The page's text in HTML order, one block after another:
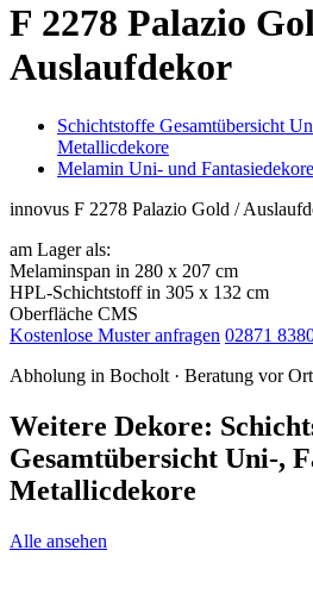
F 2278 Palazio
Auslaufdekor
Schichtstoffe Gesamtübersicht
Metallicdekore
Melamin Uni- und Fantasiedekore
innovus F 2278 Palazio Gold /
am Lager als:
Melaminspan in 280 x 207 cm
HPL-Schichtstoff in 305 x 132 cm
Oberfläche CMS
Kostenlose Muster anfragen 02871
Abholung in Bocholt · Beratung vor Ort
Weitere Dekore:
Gesamtübersicht Uni-,
Metallicdekore
Alle ansehen